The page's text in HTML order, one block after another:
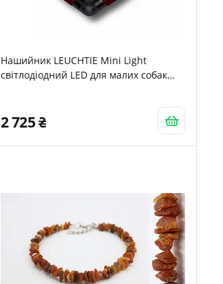
Нашийник LEUCHTIE Mini Light
світлодіодний LED для малих собак
2 725